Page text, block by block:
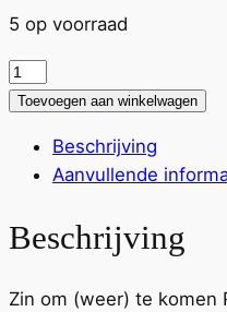
5 op voorraad
Rally
Momentje:
Aug
aantal
Toevoegen aan winkelwagen
Beschrijving
Aanvullende
Beschrijving
Zin om (weer) te komen